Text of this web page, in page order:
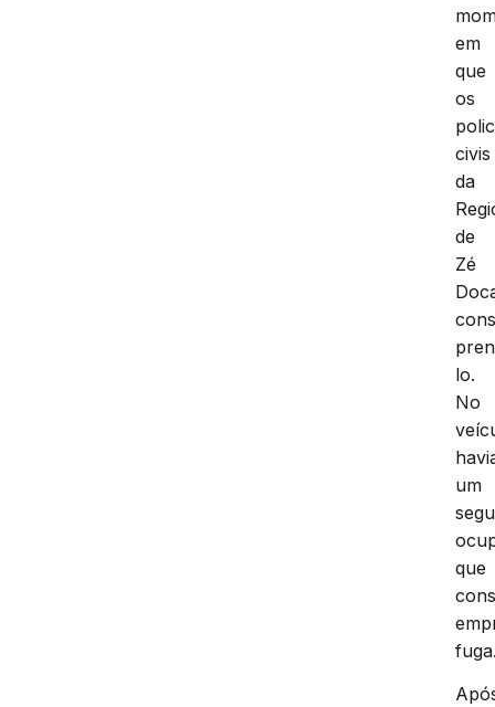
em
que
os
civis
da
de
Zé
lo.
No
um
que